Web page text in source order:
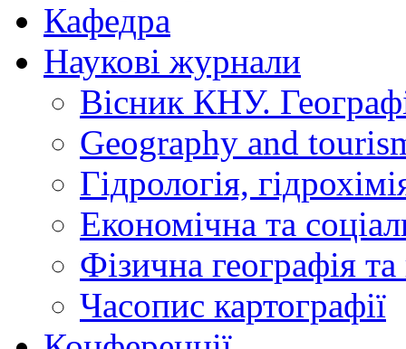
Кафедра
Наукові журнали
Вісник КНУ.
Geography and
Гідрологія,
Економічна та
Фізична географія
Часопис картографії